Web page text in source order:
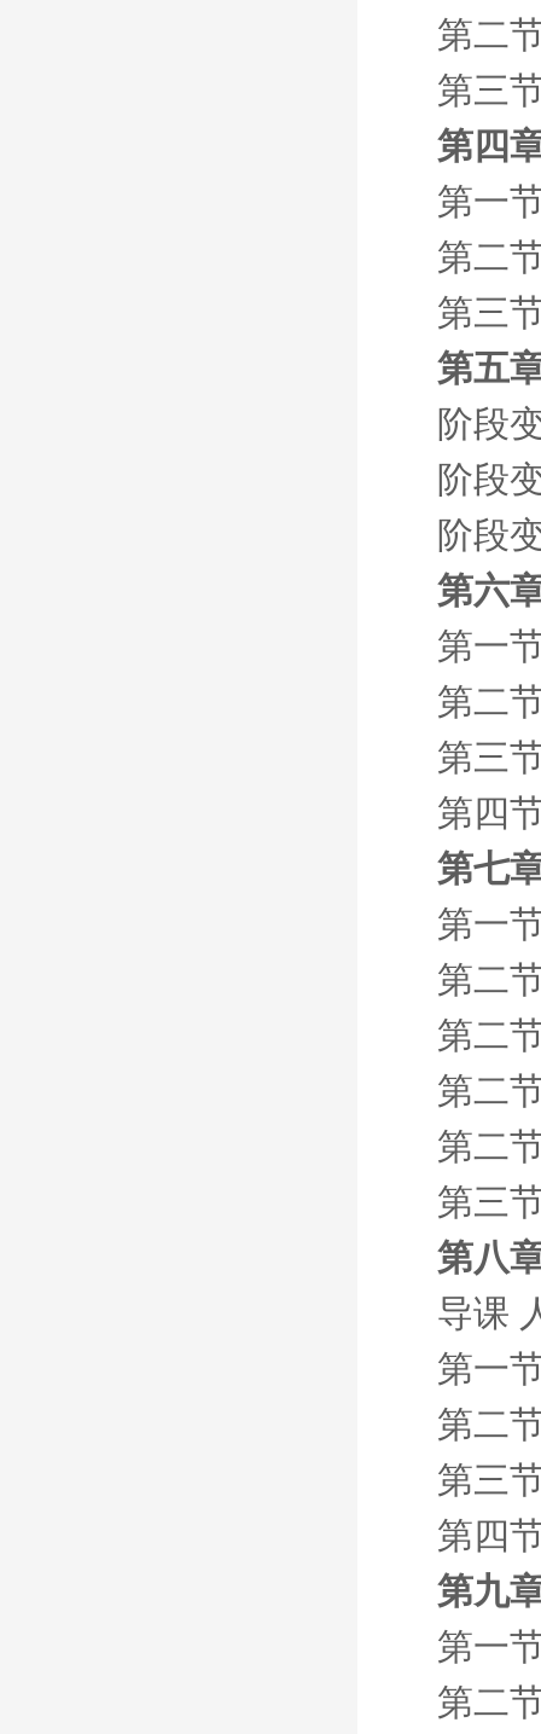
第二
第三
第四
第一
第二
第三
第五
阶段
阶段
阶段
第六
第一
第二
第三
第四
第七
第一
第二
第二
第二
第二
第三
第八
导课
第一
第二
第三
第四
第九
第一
第二